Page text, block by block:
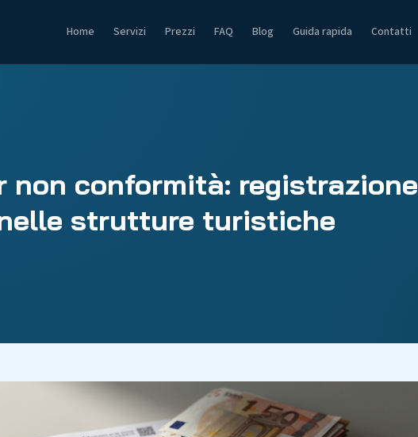
Home Servizi Prezzi FAQ Blog Guida rapida Contatti
non conformità: registrazione
strutture turistiche